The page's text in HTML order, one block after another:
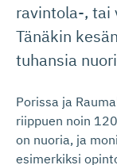
ravintola-, tai
Tänäkin
tuhansia
Porissa ja
riippuen noin
on nuoria, ja
esimerkiksi